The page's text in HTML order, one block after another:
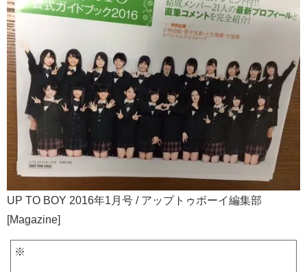
UP TO BOY 2016年1月号 / アップトゥボーイ編集部
[Magazine]
※